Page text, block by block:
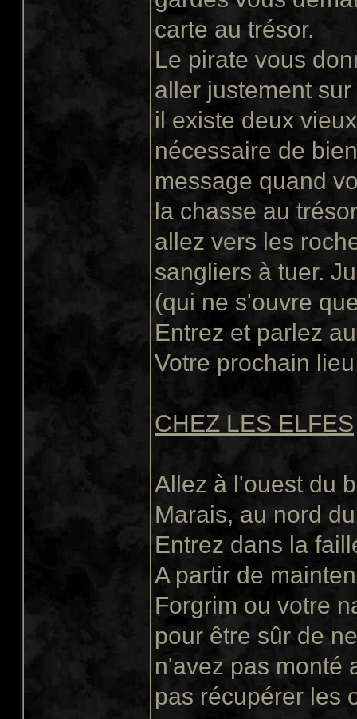
carte au trésor.
Le pirate vous
aller justement
il existe deux
nécessaire de
message quand
la chasse au
allez vers les
sangliers à tuer.
(qui ne s'ouvre
Entrez et parlez
Votre prochain
CHEZ LES ELFES
Allez à l'ouest du
Marais, au nord
Entrez dans la
A partir de
Forgrim ou votre
pour être sûr de
n'avez pas monté
pas récupérer les